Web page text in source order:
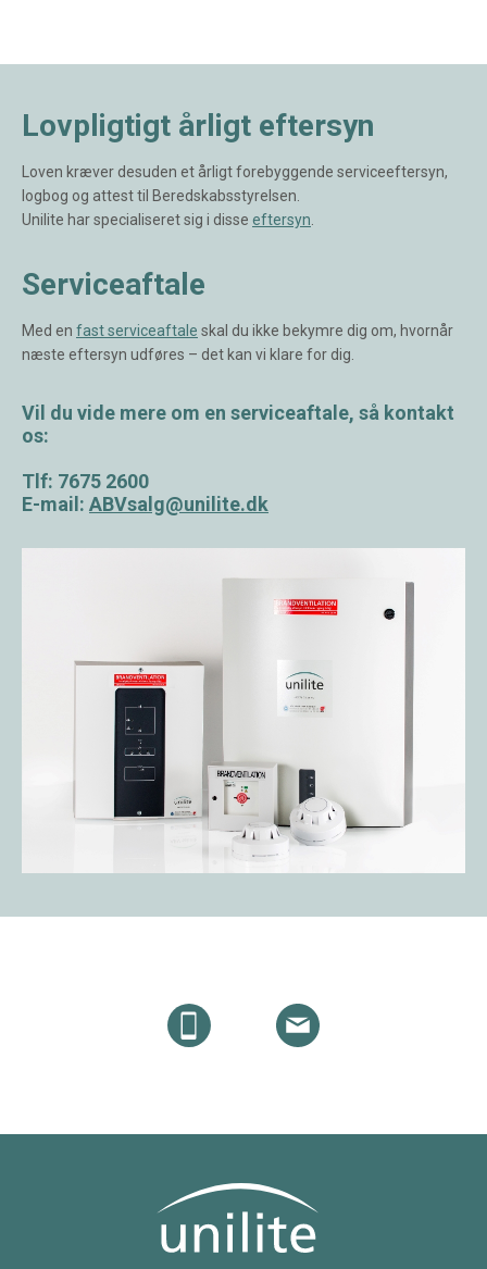
Lovpligtigt årligt eftersyn
Loven kræver desuden et årligt forebyggende serviceeftersyn,
logbog og attest til Beredskabsstyrelsen.
Unilite har specialiseret sig i disse eftersyn
Serviceaftale
Med en fast serviceaftale skal du ikke bekymre dig om, hvornår
næste eftersyn udføres – det kan vi klare for dig.
Vil du vide mere om en serviceaftale, så kontakt
os:
Tlf: 7675 2600
E-mail: ABVsalg@unilite.dk